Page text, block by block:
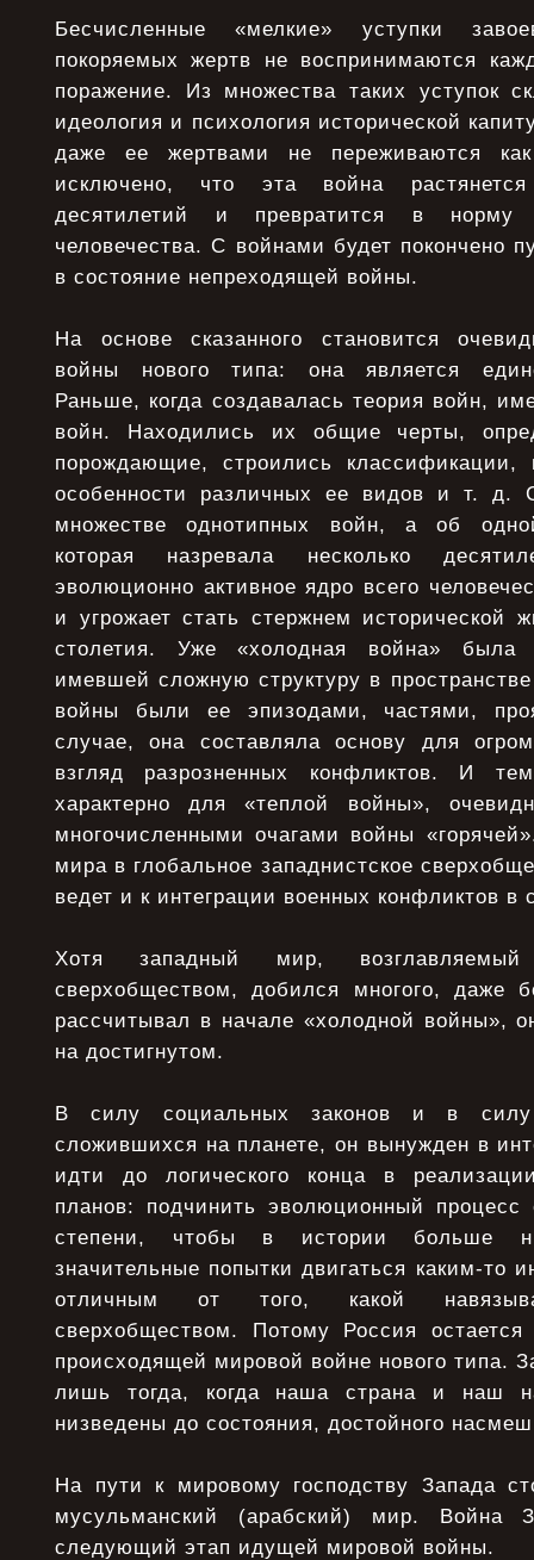
Бесчисленные «мелкие» уступки
покоряемых жертв не воспринимаются
поражение. Из множества таких уступок
идеология и психология исторической
даже ее жертвами не переживаются
исключено, что эта война
десятилетий и превратится в норму
человечества. С войнами будет покончено
в состояние непреходящей войны.
На основе сказанного становится
войны нового типа: она является
Раньше, когда создавалась теория войн,
войн. Находились их общие черты,
порождающие, строились классификации,
особенности различных ее видов и т. д.
множестве однотипных войн, а об
которая назревала несколько
эволюционно активное ядро всего
и угрожает стать стержнем исторической
столетия. Уже «холодная война» была
имевшей сложную структуру в
войны были ее эпизодами, частями,
случае, она составляла основу для
взгляд разрозненных конфликтов. И
характерно для «теплой войны»,
многочисленными очагами войны
мира в глобальное западнистское
ведет и к интеграции военных конфликтов в
Хотя западный мир,
сверхобществом, добился многого, даже
рассчитывал в начале «холодной войны»,
на достигнутом.
В силу социальных законов и в силу
сложившихся на планете, он вынужден в
идти до логического конца в
планов: подчинить эволюционный
степени, чтобы в истории больше
значительные попытки двигаться каким-то
отличным от того, какой
сверхобществом. Потому Россия
происходящей мировой войне нового типа.
лишь тогда, когда наша страна и наш
низведены до состояния, достойного
На пути к мировому господству Запада
мусульманский (арабский) мир. Война
следующий этап идущей мировой войны.